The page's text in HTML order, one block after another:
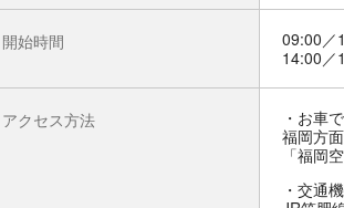
開始時間
09:00／
14:00／
アクセス方法
お車
福岡方
「福岡
交通